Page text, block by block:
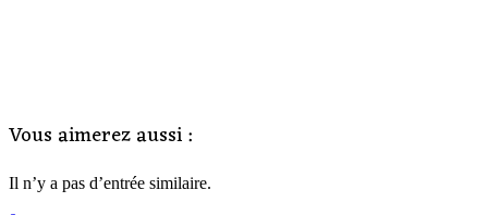
Vous aimerez aussi :
Il n’y a pas d’entrée similaire.